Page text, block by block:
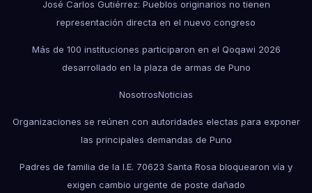
José Carlos Gutiérrez: Pueblos originarios no tienen
representación directa en el nuevo congreso
Más de 100 instituciones participaron en el Qoqawi 2026
desarrollado en la plaza de armas de Puno
NosotrosNoticias
Organizaciones se reúnen con autoridades electas para exponer
las principales demandas de Puno
Padres de familia de la I.E. 70623 Santa Rosa bloquearon vía y
exigen cambio urgente de poste dañado